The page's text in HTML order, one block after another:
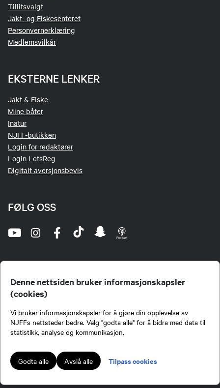
Denne nettsiden bruker informasjonskapsler
(cookies)
Vi bruker informasjonskapsler for å gjøre din opplevelse av
NJFFs nettsteder bedre. Velg "godta alle" for å bidra med data til
statistikk, analyse og kommunikasjon.
Godta alle Avslå alle Tilpass cookies
Tillitsvalgt
Jakt- og Fiskesenteret
Personvernerklæring
Medlemsvilkår
EKSTERNE LENKER
Jakt & Fiske
Mine båter
Inatur
NJFF-butikken
Login for redaktører
Login LetsReg
Digitalt aversjonsbevis
FØLG OSS
jegere og sportsfiskere og et av de viktigste miljøene for formidling av kunnskap om jakt og
fiske i Norge. Vi er en partipolitisk nøytral organisasjon, men har et sterkt jakt-, fiske-, og
naturpolitisk engasjement i mange saker.
Lokalforeninger tilsluttet Norges Jeger- og Fiskerforbund har ansvar for innhold de
publiserer på njff.no.